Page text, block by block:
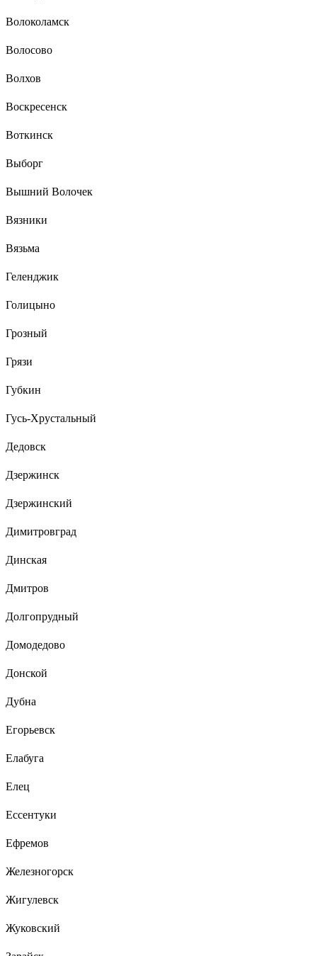
Волоколамск
Волосово
Волхов
Воскресенск
Воткинск
Выборг
Вышний Волочек
Вязники
Вязьма
Геленджик
Голицыно
Грозный
Грязи
Губкин
Гусь-Хрустальный
Дедовск
Дзержинск
Дзержинский
Димитровград
Динская
Дмитров
Долгопрудный
Домодедово
Донской
Дубна
Егорьевск
Елабуга
Елец
Ессентуки
Ефремов
Железногорск
Жигулевск
Жуковский